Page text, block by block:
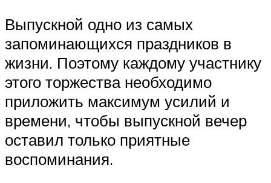
Выпускной одно из самых
запоминающихся праздников в
жизни. Поэтому каждому участнику
этого торжества необходимо
приложить максимум усилий и
времени, чтобы выпускной вечер
оставил только приятные
воспоминания.